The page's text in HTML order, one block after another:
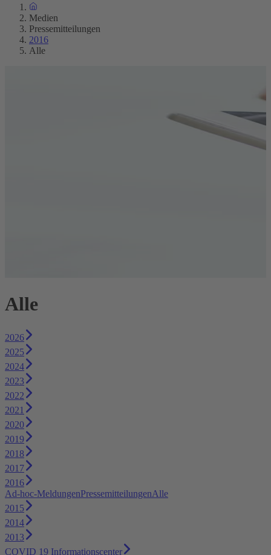
Medien
Pressemitteilungen
2016
Alle
Alle
2026
2025
2024
2023
2022
2021
2020
2019
2018
2017
2016
Ad-hoc-MeldungenPressemitteilungenAlle
2015
2014
2013
COVID 19 Informationscenter